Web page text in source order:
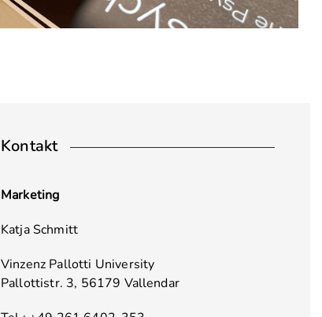
Kontakt
Marketing
Katja Schmitt
Vinzenz Pallotti University
Pallottistr. 3, 56179 Vallendar